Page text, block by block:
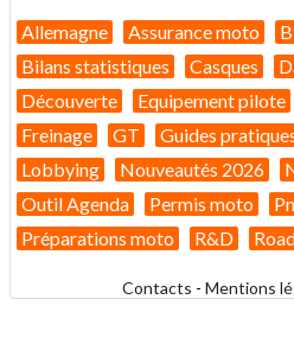
Allemagne Assurance moto
Bilans statistiques
Casques
Découverte
Equipement pilote
Freinage
GT Guides
Lobbying
Nouveautés 2026
Outil Agenda
Permis moto
Préparations moto
R&D
Contacts - Mentions